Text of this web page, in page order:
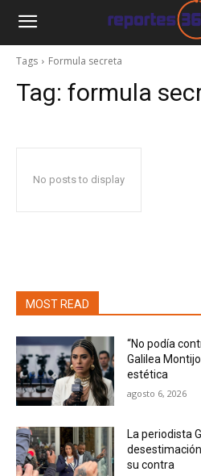
Tags Formula secreta
Tag: formula
No posts to display
MOST READ
“No podía
Galilea
estética
agosto 6, 2026
La periodista
su contra